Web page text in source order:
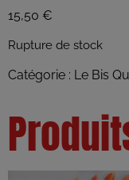
15,50 €
Rupture de stock
Catégorie : Le Bis